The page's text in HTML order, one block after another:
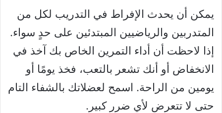
يمكن أن يحدث الإفراط في التدريب لكل من
المتدربين والرياضيين المبتدئين على حدٍ سواء.
إذا لاحظت أن أداء التمرين الخاص بك آخذ في
الانخفاض أو أنك تشعر بالتعب، فخذ يومًا أو
يومين من الراحة. اسمح لعضلاتك بالشفاء التام
حتى لا تتعرض لأي ضرر كبير.